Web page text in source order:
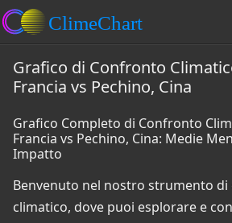
Grafico di Confronto
Francia vs Pechino, Cina
Grafico Completo di Confronto
Francia vs Pechino, Cina: Medie
Impatto
Benvenuto nel nostro strumento
climatico, dove puoi esplorare e